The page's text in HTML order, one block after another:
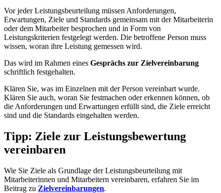
Vor jeder Leistungsbeurteilung müssen Anforderungen,
Erwartungen, Ziele und Standards gemeinsam mit der Mitarbeiterin
oder dem Mitarbeiter besprochen und in Form von
Leistungskriterien festgelegt werden. Die betroffene Person muss
wissen, woran ihre Leistung gemessen wird.
Das wird im Rahmen eines Gesprächs zur Zielvereinbarung
schriftlich festgehalten.
Klären Sie, was im Einzelnen mit der Person vereinbart wurde.
Klären Sie auch, woran Sie festmachen oder erkennen können, ob
die Anforderungen und Erwartungen erfüllt sind, die Ziele erreicht
sind und die Standards eingehalten werden.
Tipp: Ziele zur Leistungsbewertung
vereinbaren
Wie Sie Ziele als Grundlage der Leistungsbeurteilung mit
Mitarbeiterinnen und Mitarbeitern vereinbaren, erfahren Sie im
Beitrag zu Zielvereinbarungen.